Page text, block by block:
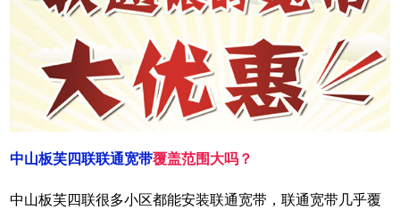
中山板芙四联联通宽带覆盖范围大吗？
中山板芙四联很多小区都能安装联通宽带，联通宽带几乎覆